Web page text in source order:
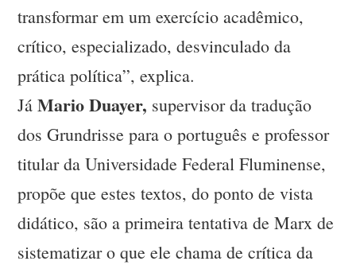
transformar em um exercício acadêmico,
crítico, especializado, desvinculado da
prática política”, explica.
JáMario Duayer, supervisor da tradução
dos Grundrisse para o português e professor
titular da Universidade Federal Fluminense,
propõe que estes textos, do ponto de vista
didático, são a primeira tentativa de Marx de
sistematizar o que ele chama de crítica da